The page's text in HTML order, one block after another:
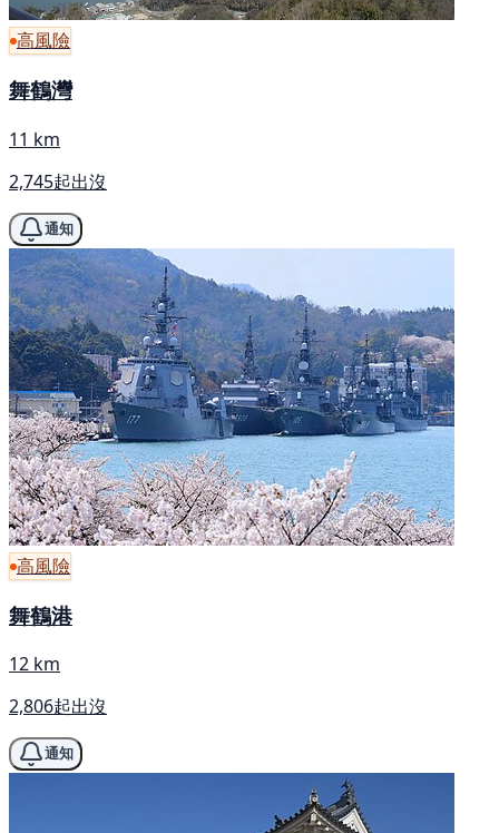
高風險
舞鶴灣
11 km
2,745起出沒
通知
高風險
舞鶴港
12 km
2,806起出沒
通知